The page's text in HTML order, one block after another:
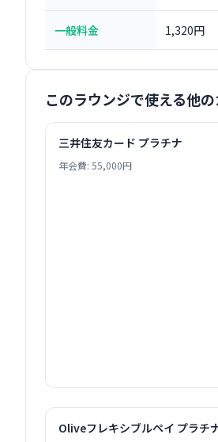
一般料金 1,320円
このラウンジで使える他
三井住友カード プラチナ
年会費: 55,000円
Oliveフレキシブルペイ プラチ